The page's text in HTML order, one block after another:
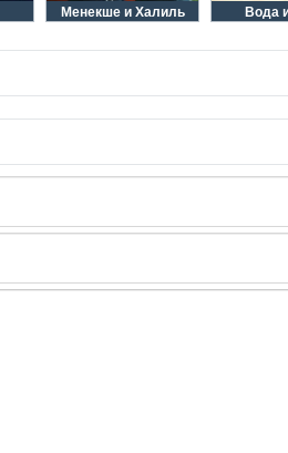
Менекше и Халиль Вода